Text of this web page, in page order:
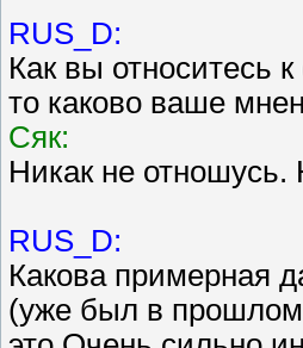
RUS_D:
Как вы относитесь
то каково ваше
Сяк:
Никак не
RUS_D:
Какова примерная
(уже был в прошлом